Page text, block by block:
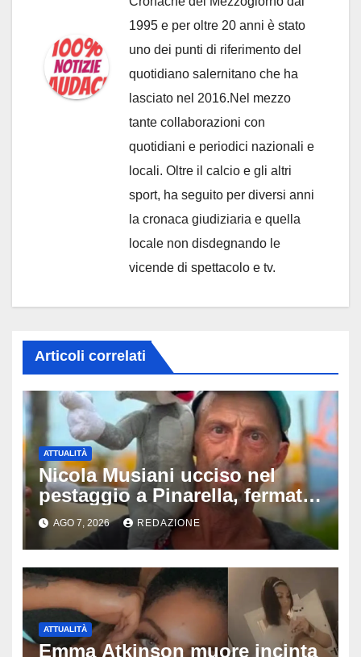
1995 e per oltre 20 anni è stato
uno dei punti di riferimento del
quotidiano salernitano che ha
lasciato nel 2016.Nel mezzo
tante collaborazioni con
quotidiani e periodici nazionali e
locali. Oltre il calcio e gli altri
sport, ha seguito per diversi anni
la cronaca giudiziaria e quella
locale non disdegnando le
vicende di spettacolo e tv.
Articoli correlati
ATTUALITÀ
Nicola Musiani ucciso nel
pestaggio a Pinarella, fermati
quattro giovani: la svolta
dopo video, intercettazioni e
pedinamenti
AGO 7, 2026 REDAZIONE
ATTUALITÀ
Emma Atkinson muore incinta